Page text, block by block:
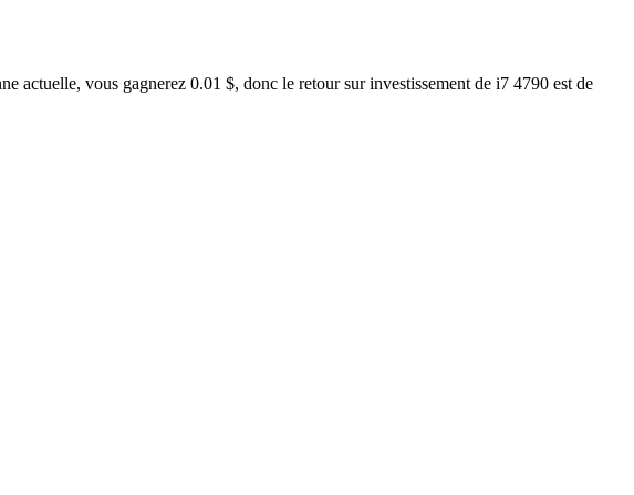
vous gagnerez 0.01 $, donc le retour sur investissement de i7 4790 est de